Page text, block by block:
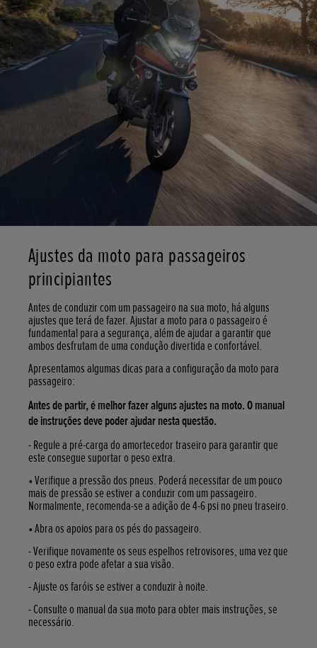
Ajustes da moto para passageiros
principiantes
Antes de conduzir com um passageiro na sua moto, há alguns
ajustes que terá de fazer. Ajustar a moto para o passageiro é
fundamental para a segurança, além de ajudar a garantir que
ambos desfrutam de uma condução divertida e confortável.
Apresentamos algumas dicas para a configuração da moto para
passageiro:
Antes de partir, é melhor fazer alguns ajustes na moto. O manual
de instruções deve poder ajudar nesta questão.
- Regule a pré-carga do amortecedor traseiro para garantir que
este consegue suportar o peso extra.
• Verifique a pressão dos pneus. Poderá necessitar de um pouco
mais de pressão se estiver a conduzir com um passageiro.
Normalmente, recomenda-se a adição de 4-6 psi no pneu traseiro.
• Abra os apoios para os pés do passageiro.
- Verifique novamente os seus espelhos retrovisores, uma vez que
o peso extra pode afetar a sua visão.
- Ajuste os faróis se estiver a conduzir à noite.
- Consulte o manual da sua moto para obter mais instruções, se
necessário.